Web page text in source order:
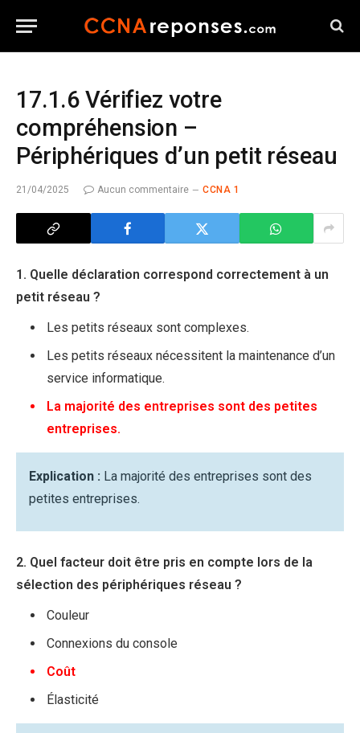
17.1.6 Vérifiez votre
compréhension –
Périphériques d’un petit réseau
21/04/2025 Aucun commentaire CCNA 1
1. Quelle déclaration correspond correctement à un
petit réseau ?
Les petits réseaux sont complexes.
Les petits réseaux nécessitent la maintenance d’un
service informatique.
La majorité des entreprises sont des petites
entreprises.
Explication : La majorité des entreprises sont des
petites entreprises.
2. Quel facteur doit être pris en compte lors de la
sélection des périphériques réseau ?
Couleur
Connexions du console
Coût
Élasticité